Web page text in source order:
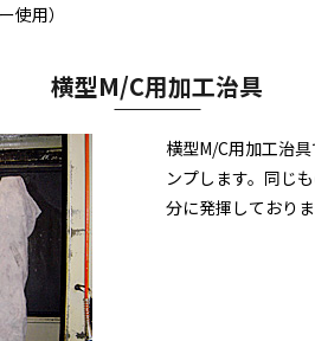
使用）
横型M/C用加工治具
横型M/C用加工治
ンプします。同じ
分に発揮しておりま